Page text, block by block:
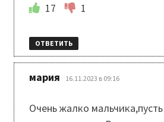
17
1
ОТВЕТИТЬ
мария 16.11.2023 в 09:16
Очень жалко